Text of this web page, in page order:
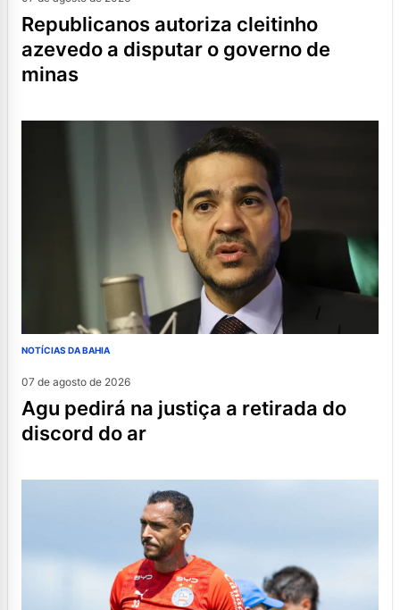
republicanos autoriza cleitinho
azevedo a disputar o governo de
minas
NOTÍCIAS DA BAHIA
07 de agosto de 2026
agu pedirá na justiça a retirada do
discord do ar